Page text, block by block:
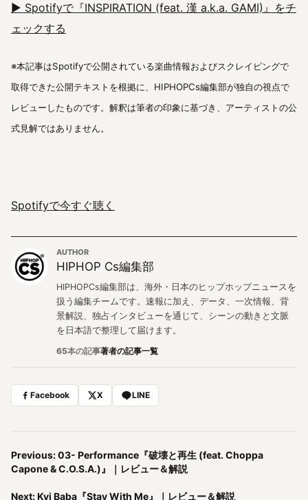
▶︎ Spotifyで『INSPIRATION (feat. 漢 a.k.a. GAMI)』をチ
ェックする
※本記事はSpotifyで公開されている楽曲情報およびスクレイピングで
取得できた公開テキストを根拠に、HIPHOPCs編集部が独自の視点で
レビューしたものです。解釈は筆者の印象に基づき、アーティストの公
式見解ではありません。
Spotifyで今すぐ聴く
AUTHOR
HIPHOP Cs編集部
HIPHOPCs編集部は、海外・日本のヒップホップニュースを
扱う編集チームです。速報に加え、データ、一次情報、背
景解説、独占インタビューを通じて、シーンの動きと文脈
を日本語で整理して届けます。
65本の記事著者の記事一覧
Facebook X LINE
Previous: 03- Performance『破壊と再生 (feat. Choppa
Capone & C.O.S.A.)』｜レビュー＆解説
Next: Kvi Baba『Stay With Me』｜レビュー＆解説